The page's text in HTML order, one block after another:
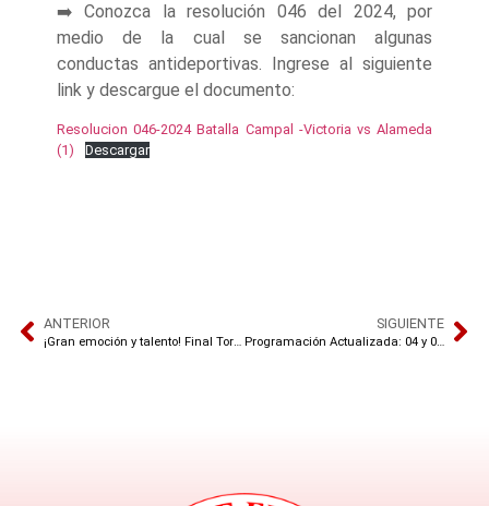
➡️ Conozca la resolución 046 del 2024, por
medio de la cual se sancionan algunas
conductas antideportivas. Ingrese al siguiente
link y descargue el documento:
Resolucion 046-2024 Batalla Campal -Victoria vs Alameda
(1)
Descargar
ANTERIOR
¡Gran emoción y talento! Final Torneo Universitario 2024
SIGUIENTE
Programación Actualizada: 04 y 05 de Diciembre